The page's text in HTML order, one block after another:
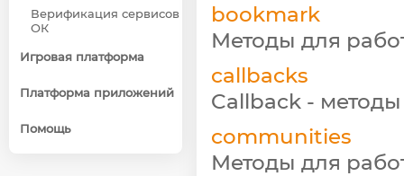
Верификация сервисов
ОК
Игровая платформа
Платформа приложений
Помощь
bookmark
Методы для
callbacks
Callback -
communities
Методы для